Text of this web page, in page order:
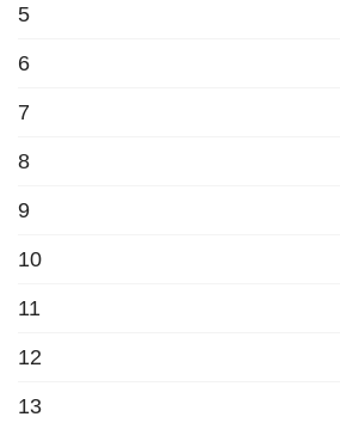
5
6
7
8
9
10
11
12
13